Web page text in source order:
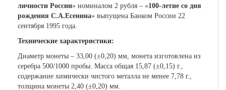
личности России» номиналом 2 рубля – «100-летие со дня
рождения С.А.Есенина» выпущена Банком России 22
сентября 1995 года.
Технические характеристики:
Диаметр монеты – 33,00 (±0,20) мм, монета изготовлена из
серебра 500/1000 пробы. Масса общая 15,87 (±0,15) г.,
содержание химически чистого металла не менее 7,78 г.,
толщина монеты 2,40 (±0,20) мм.